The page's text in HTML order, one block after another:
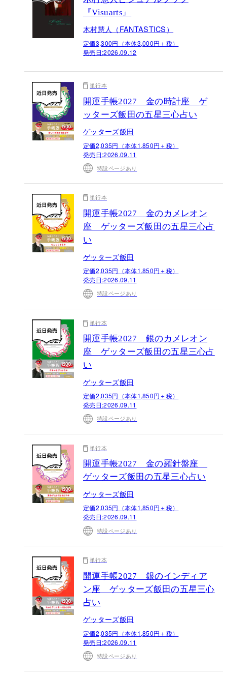
『Visuarts』
木村慧人（FANTASTICS）
定価3,300円（本体3,000円＋税）
発売日:2026.09.12
単行本
開運手帳2027 金の時計座 ゲ
ッターズ飯田の五星三心占い
ゲッターズ飯田
定価2,035円（本体1,850円＋税）
発売日:2026.09.11
特設ページあり
単行本
開運手帳2027 金のカメレオン
座 ゲッターズ飯田の五星三心占
い
ゲッターズ飯田
定価2,035円（本体1,850円＋税）
発売日:2026.09.11
特設ページあり
単行本
開運手帳2027 銀のカメレオン
座 ゲッターズ飯田の五星三心占
い
ゲッターズ飯田
定価2,035円（本体1,850円＋税）
発売日:2026.09.11
特設ページあり
単行本
開運手帳2027 金の羅針盤座
ゲッターズ飯田の五星三心占い
ゲッターズ飯田
定価2,035円（本体1,850円＋税）
発売日:2026.09.11
特設ページあり
単行本
開運手帳2027 銀のインディア
ン座 ゲッターズ飯田の五星三心
占い
ゲッターズ飯田
定価2,035円（本体1,850円＋税）
発売日:2026.09.11
特設ページあり